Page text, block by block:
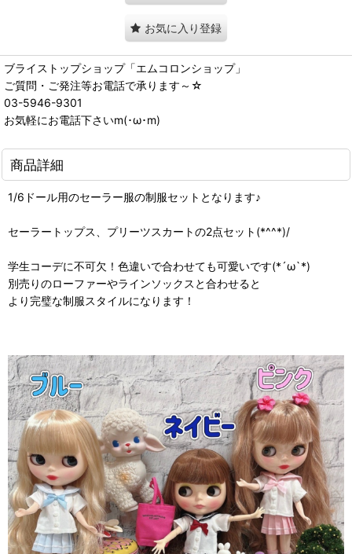
お気に入り登録
ブライストップショップ「エムコロンショップ」
ご質問・ご発注等お電話で承ります～☆
03-5946-9301
お気軽にお電話下さいm(･ω･m)
商品詳細
1/6ドール用のセーラー服の制服セットとなります♪
セーラートップス、プリーツスカートの2点セット(*^^*)/
学生コーデに不可欠！色違いで合わせても可愛いです(*´ω`*)
別売りのローファーやラインソックスと合わせると
より完璧な制服スタイルになります！